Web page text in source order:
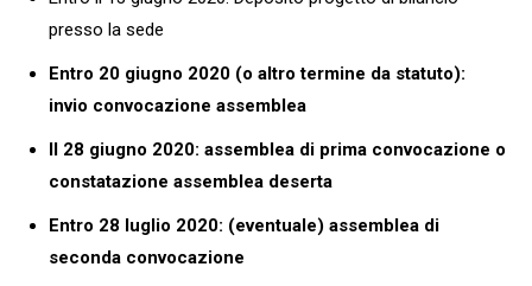
presso la sede
Entro 20 giugno 2020 (o altro termine da statuto):
invio convocazione assemblea
Il 28 giugno 2020: assemblea di prima convocazione o
constatazione assemblea deserta
Entro 28 luglio 2020: (eventuale) assemblea di
seconda convocazione